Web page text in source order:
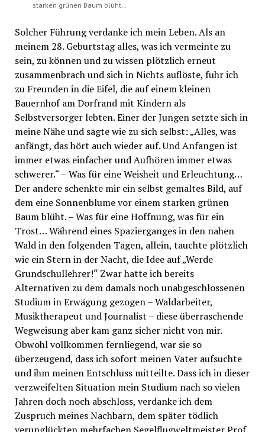
starken grünen Baum blüht…
Solcher Führung verdanke ich mein Leben. Als an
meinem 28. Geburtstag alles, was ich vermeinte zu
sein, zu können und zu wissen plötzlich erneut
zusammenbrach und sich in Nichts auflöste, fuhr ich
zu Freunden in die Eifel, die auf einem kleinen
Bauernhof am Dorfrand mit Kindern als
Selbstversorger lebten. Einer der Jungen setzte sich in
meine Nähe und sagte wie zu sich selbst: „Alles, was
anfängt, das hört auch wieder auf. Und Anfangen ist
immer etwas einfacher und Aufhören immer etwas
schwerer.“ – Was für eine Weisheit und Erleuchtung…
Der andere schenkte mir ein selbst gemaltes Bild, auf
dem eine Sonnenblume vor einem starken grünen
Baum blüht. – Was für eine Hoffnung, was für ein
Trost… Während eines Spazierganges in den nahen
Wald in den folgenden Tagen, allein, tauchte plötzlich
wie ein Stern in der Nacht, die Idee auf „Werde
Grundschullehrer!“ Zwar hatte ich bereits
Alternativen zu dem damals noch unabgeschlossenen
Studium in Erwägung gezogen – Waldarbeiter,
Musiktherapeut und Journalist – diese überraschende
Wegweisung aber kam ganz sicher nicht von mir.
Obwohl vollkommen fernliegend, war sie so
überzeugend, dass ich sofort meinen Vater aufsuchte
und ihm meinen Entschluss mitteilte. Dass ich in dieser
verzweifelten Situation mein Studium nach so vielen
Jahren doch noch abschloss, verdanke ich dem
Zuspruch meines Nachbarn, dem später tödlich